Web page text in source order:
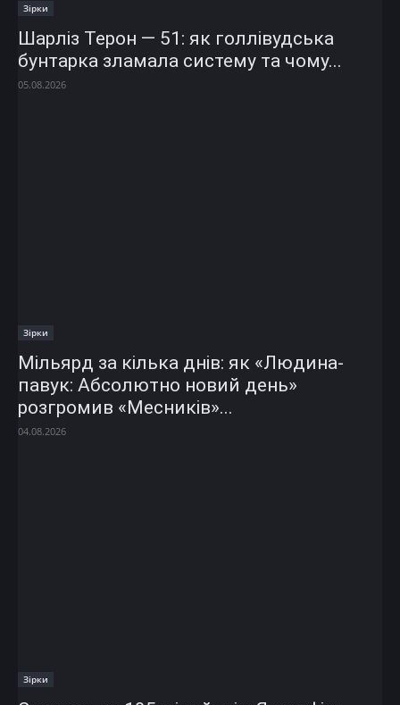
Зірки
Шарліз Терон — 51: як голлівудська
бунтарка зламала систему та чому...
05.08.2026
Зірки
Мільярд за кілька днів: як «Людина-
павук: Абсолютно новий день»
розгромив «Месників»...
04.08.2026
Зірки